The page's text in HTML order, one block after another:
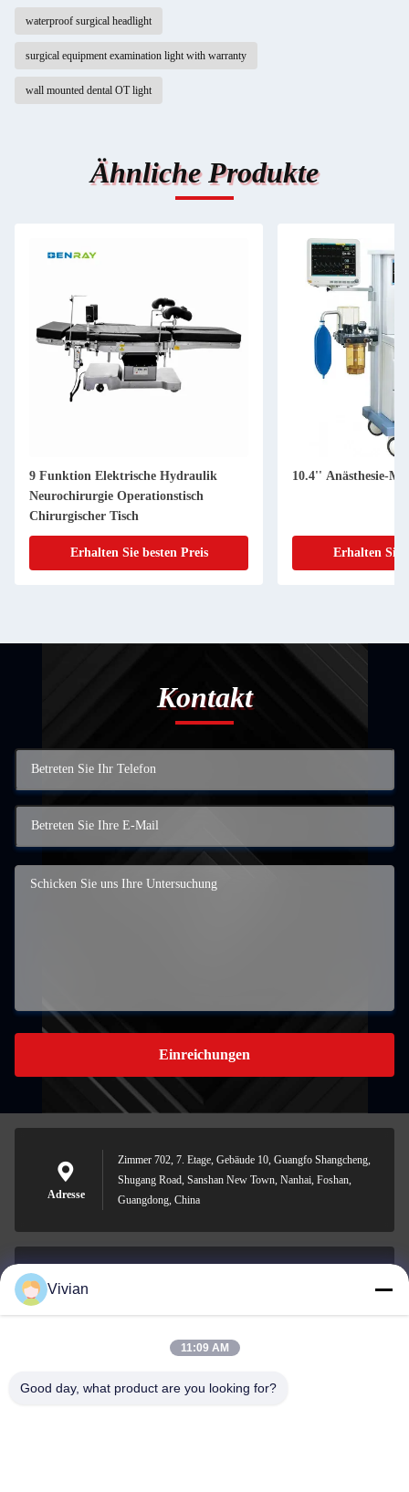
waterproof surgical headlight
surgical equipment examination light with warranty
wall mounted dental OT light
Ähnliche Produkte
9 Funktion Elektrische Hydraulik
Neurochirurgie Operationstisch
Chirurgischer Tisch
Erhalten Sie besten Preis
10.4'' Anästhesie-
Erhalten Sie
Kontakt
Einreichungen
Adresse
Zimmer 702, 7. Etage, Gebäude 10, Guangfo Shangcheng,
Shugang Road, Sanshan New Town, Nanhai, Foshan,
Guangdong, China
0086-158-1879-0524
Vivian
11:09 AM
Good day, what product are you looking for?